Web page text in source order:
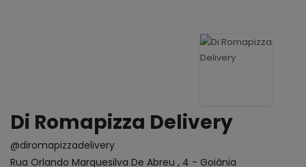
Di Romapizza Delivery
@diromapizzadelivery
Rua Orlando Marquesilva De Abreu , 4 - Goiânia